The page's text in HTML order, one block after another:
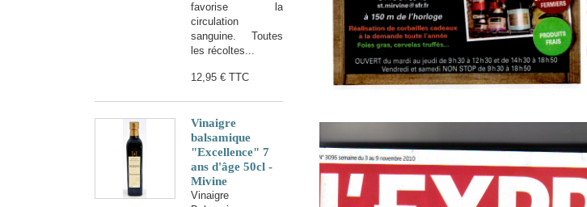
favorise la
circulation
sanguine. Toutes
les récoltes...
12,95 € TTC
Vinaigre
balsamique
"Excellence" 7
ans d'âge 50cl -
Mivine
Vinaigre